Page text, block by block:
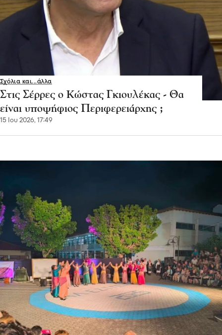
Σχόλια και...άλλα
Στις Σέρρες ο Κώστας Γκιουλέκας - Θα
είναι υποψήφιος Περιφερειάρχης ;
15 Ιου 2026, 17:49